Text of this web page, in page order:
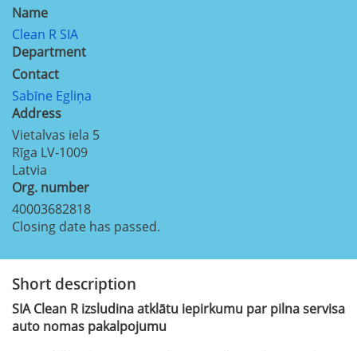
Name
Clean R SIA
Department
Contact
Sabīne Egliņa
Address
Vietalvas iela 5
Rīga LV-1009
Latvia
Org. number
40003682818
Closing date has passed.
Short description
SIA Clean R izsludina atklātu iepirkumu par pilna servisa
auto nomas pakalpojumu